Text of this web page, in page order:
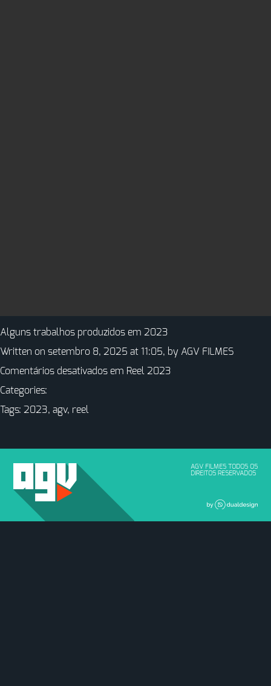
Alguns trabalhos produzidos em 2023
Written on setembro 8, 2025 at 11:05, by AGV FILMES
Comentários desativados em Reel 2023
Categories:
Tags: 2023, agv, reel
AGV FILMES TODOS OS
DIREITOS RESERVADOS